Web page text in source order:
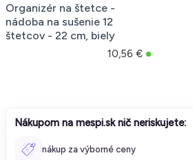
Organizér na štetce -
nádoba na sušenie 12
štetcov - 22 cm, biely
10,56 €
Nákupom na mespi.sk nič neriskujete:
nákup za výborné ceny